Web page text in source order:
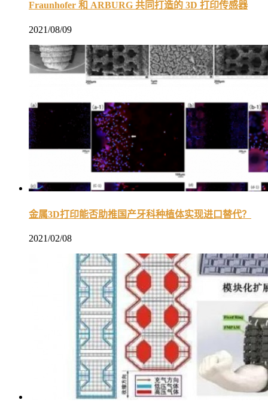
Fraunhofer 和 ARBURG 共同打造的 3D 打印传感器
2021/08/09
金属3D打印能否助推国产牙科种植体实现进口替代？
2021/02/08